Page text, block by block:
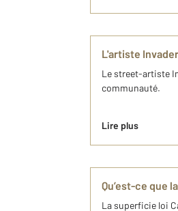
L'artiste
Le street-artiste
communauté.
Lire plus
Qu’est-ce que
La superficie loi